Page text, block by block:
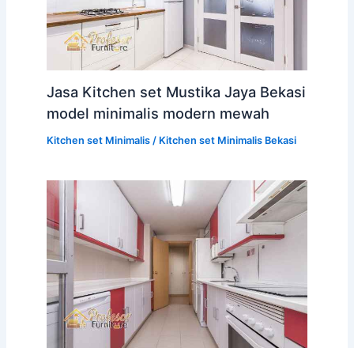
Jasa Kitchen set Mustika Jaya Bekasi
model minimalis modern mewah
Kitchen set Minimalis/ Kitchen set Minimalis Bekasi